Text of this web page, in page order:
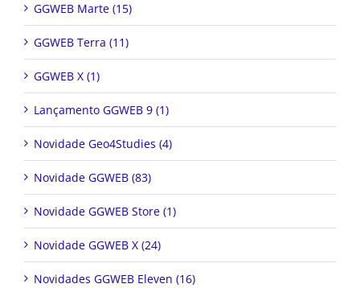
GGWEB Marte (15)
GGWEB Terra (11)
GGWEB X (1)
Lançamento GGWEB 9 (1)
Novidade Geo4Studies (4)
Novidade GGWEB (83)
Novidade GGWEB Store (1)
Novidade GGWEB X (24)
Novidades GGWEB Eleven (16)